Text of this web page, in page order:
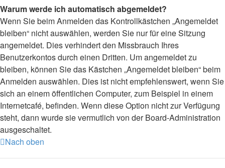
Warum werde ich automatisch abgemeldet?
Wenn Sie beim Anmelden das Kontrollkästchen „Angemeldet
bleiben“ nicht auswählen, werden Sie nur für eine Sitzung
angemeldet. Dies verhindert den Missbrauch Ihres
Benutzerkontos durch einen Dritten. Um angemeldet zu
bleiben, können Sie das Kästchen „Angemeldet bleiben“ beim
Anmelden auswählen. Dies ist nicht empfehlenswert, wenn Sie
sich an einem öffentlichen Computer, zum Beispiel in einem
Internetcafé, befinden. Wenn diese Option nicht zur Verfügung
steht, dann wurde sie vermutlich von der Board-Administration
ausgeschaltet.
Nach oben